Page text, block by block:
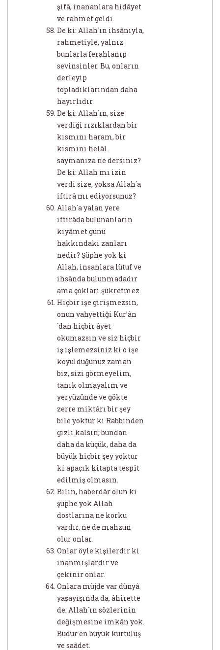
şifâ, inananlara hidâyet
ve rahmet geldi.
De ki: Allah´ın ihsânıyla,
rahmetiyle, yalnız
bunlarla ferahlanıp
sevinsinler. Bu, onların
derleyip
topladıklarından daha
hayırlıdır.
De ki: Allah´ın, size
verdiği rızıklardan bir
kısmını haram, bir
kısmını helâl
saymanıza ne dersiniz?
De ki: Allah mı izin
verdi size, yoksa Allah´a
iftirâ mı ediyorsunuz?
Allah´a yalan yere
iftirâda bulunanların
kıyâmet günü
hakkındaki zanları
nedir? Şüphe yok ki
Allah, insanlara lütuf ve
ihsânda bulunmadadır
ama çokları şükretmez.
Hiçbir işe girişmezsin,
onun vahyettiği Kur’ân
´dan hiçbir âyet
okumazsın ve siz hiçbir
iş işlemezsiniz ki o işe
koyulduğunuz zaman
biz, sizi görmeyelim,
tanık olmayalım ve
yeryüzünde ve gökte
zerre miktârı bir şey
bile yoktur ki Rabbinden
gizli kalsın; bundan
daha da küçük, daha da
büyük hiçbir şey yoktur
ki apaçık kitapta tespît
edilmiş olmasın.
Bilin, haberdâr olun ki
şüphe yok Allah
dostlarına ne korku
vardır, ne de mahzun
olur onlar.
Onlar öyle kişilerdir ki
inanmışlardır ve
çekinir onlar.
Onlara müjde var dünyâ
yaşayışında da, âhirette
de. Allah´ın sözlerinin
değişmesine imkân yok.
Budur en büyük kurtuluş
ve saâdet.